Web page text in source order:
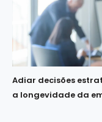
Adiar decisões
a longevidade da